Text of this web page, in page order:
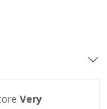
Very